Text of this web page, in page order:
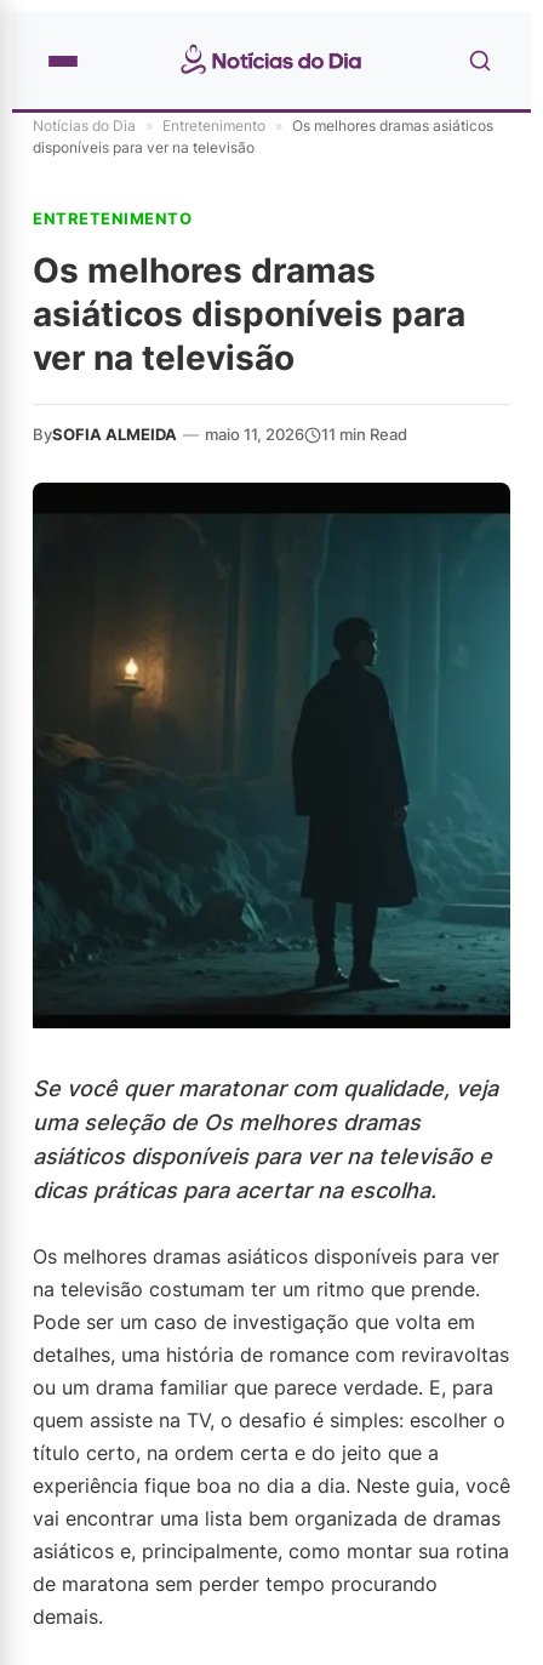
Notícias do Dia » Entretenimento » Os melhores dramas asiáticos
disponíveis para ver na televisão
ENTRETENIMENTO
Os melhores dramas
asiáticos disponíveis para
ver na televisão
BySOFIA ALMEIDA — maio 11, 2026 11 min Read
Se você quer maratonar com qualidade, veja
uma seleção de Os melhores dramas
asiáticos disponíveis para ver na televisão e
dicas práticas para acertar na escolha.
Os melhores dramas asiáticos disponíveis para ver
na televisão costumam ter um ritmo que prende.
Pode ser um caso de investigação que volta em
detalhes, uma história de romance com reviravoltas
ou um drama familiar que parece verdade. E, para
quem assiste na TV, o desafio é simples: escolher o
título certo, na ordem certa e do jeito que a
experiência fique boa no dia a dia. Neste guia, você
vai encontrar uma lista bem organizada de dramas
asiáticos e, principalmente, como montar sua rotina
de maratona sem perder tempo procurando
demais.